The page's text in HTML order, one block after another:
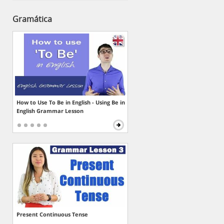
Gramática
How to Use To Be in English - Using Be in
English Grammar Lesson
Present Continuous Tense